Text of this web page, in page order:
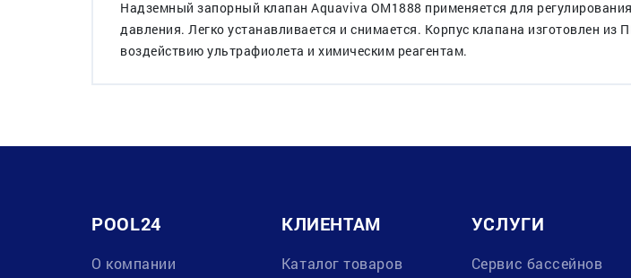
Надземный запорный клапан Aquaviva OM1888 применяется для
давления. Легко устанавливается и снимается. Корпус клапана изготовлен
воздействию ультрафиолета и химическим реагентам.
POOL24
О компании
КЛИЕНТАМ
Каталог товаров
УСЛУГИ
Сервис бассейнов